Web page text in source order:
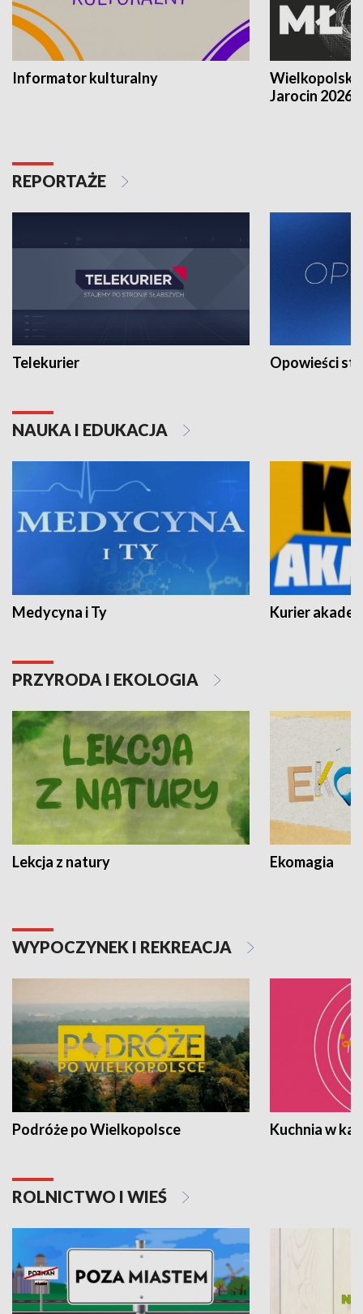
Informator kulturalny
Jarocin 2026
REPORTAŻE
Telekurier Opowieści
NAUKA I EDUKACJA
Medycyna i Ty Kurier
PRZYRODA I EKOLOGIA
Lekcja z natury Ekomagia
WYPOCZYNEK I REKREACJA
Podróże po Wielkopolsce Kuchnia w
ROLNICTWO I WIEŚ